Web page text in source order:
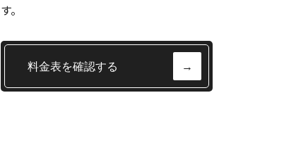
す。
料金表を確認する →